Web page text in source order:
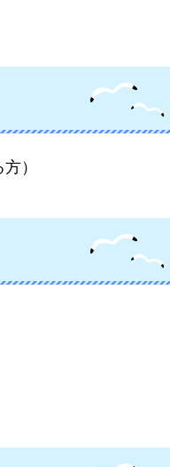
）